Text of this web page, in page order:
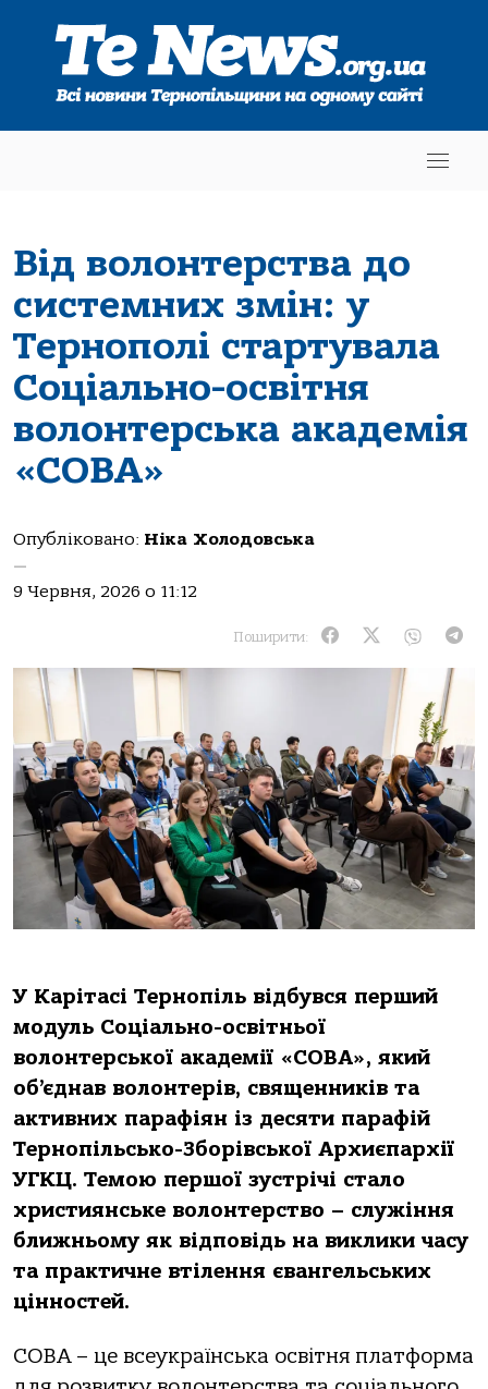
Від волонтерства до
системних змін: у
Тернополі стартувала
Соціально-освітня
волонтерська академія
«СОВА»
Опубліковано: Ніка Холодовська
—
9 Червня, 2026 о 11:12
Поширити:
У Карітасі Тернопіль відбувся перший
модуль Соціально-освітньої
волонтерської академії «СОВА», який
об’єднав волонтерів, священників та
активних парафіян із десяти парафій
Тернопільсько-Зборівської Архиєпархії
УГКЦ. Темою першої зустрічі стало
християнське волонтерство – служіння
ближньому як відповідь на виклики часу
та практичне втілення євангельських
цінностей.
СОВА – це всеукраїнська освітня платформа